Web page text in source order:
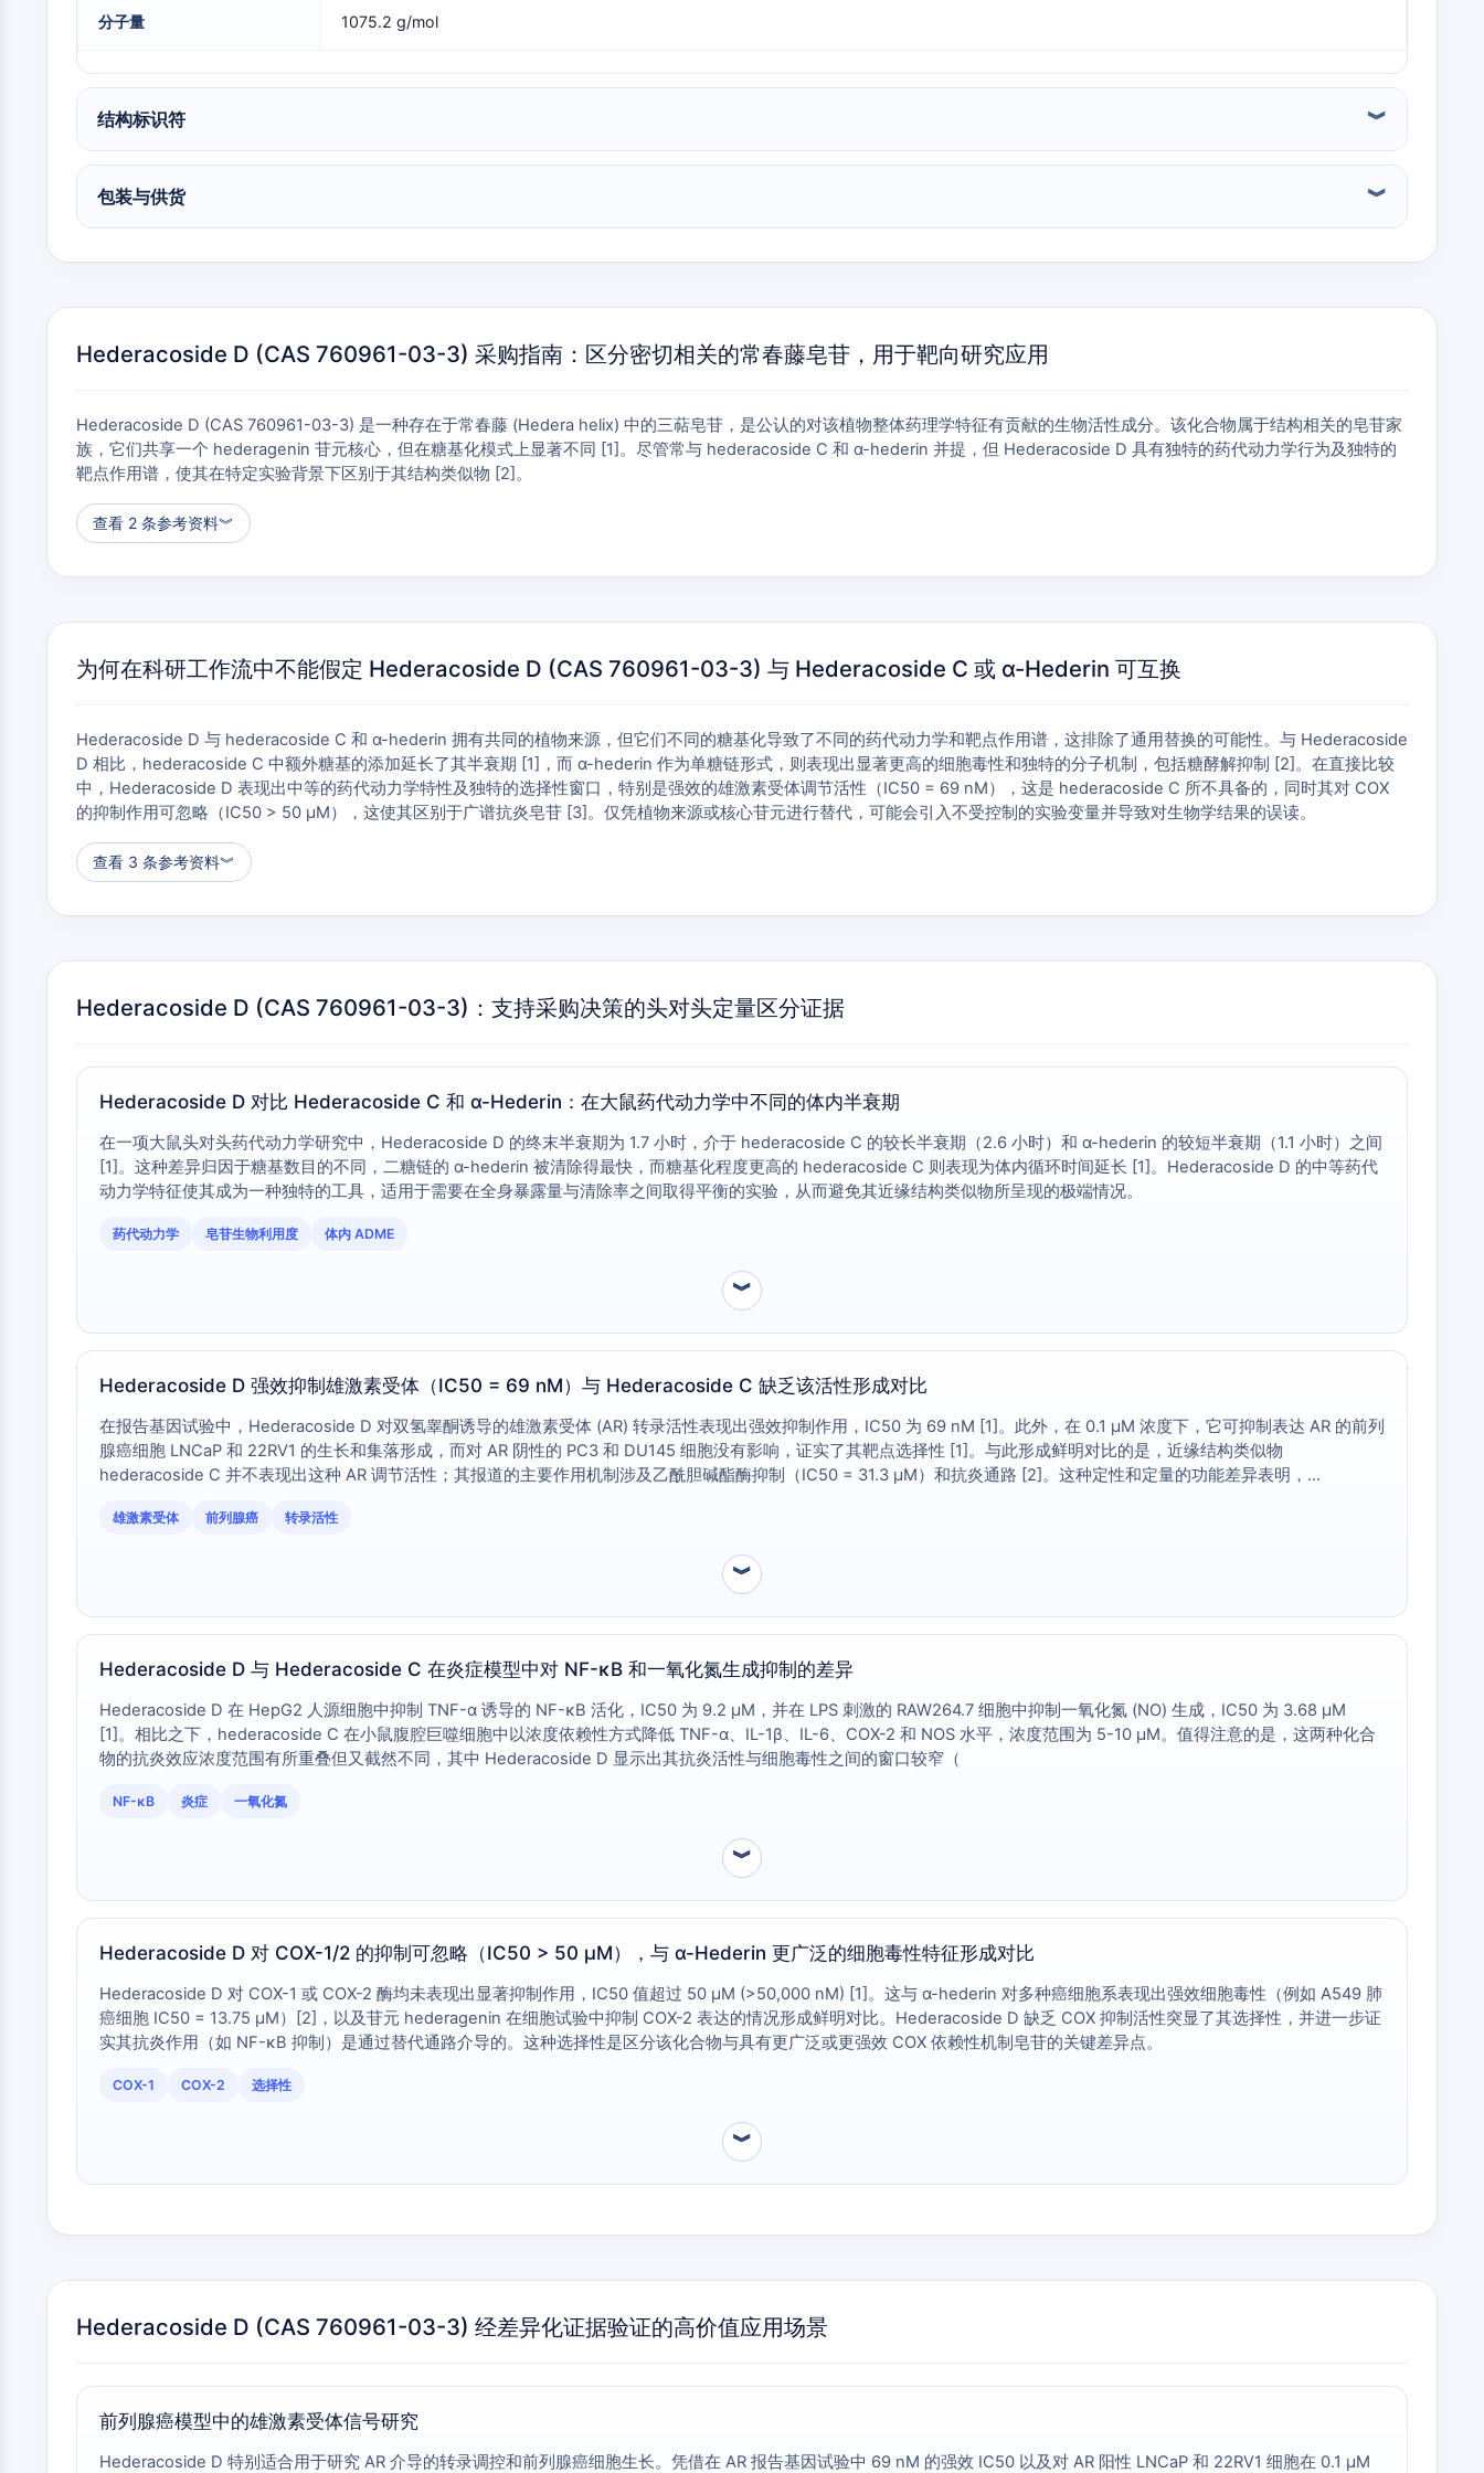
内
学
心
血
管
疾
代
病
炎
疫
疾
神经元信号
抗感染
代谢酶/蛋白酶
SIGNALING PATHWAYS OTHERS
分子量 1075.2 g/mol
结构标识符
包装与供货
Hederacoside D (CAS 760961-03-3) 采购指南：区分密切相关的常春藤皂苷，用于靶向研究应用
Hederacoside D (CAS 760961-03-3) 是一种存在于常春藤 (Hedera helix) 中的三萜皂苷，是公认的对该植物整体药理学特征有贡献的生物活性成分。该化合物属于结构相关的皂苷家
族，它们共享一个 hederagenin 苷元核心，但在糖基化模式上显著不同 [1]。尽管常与 hederacoside C 和 α-hederin 并提，但 Hederacoside D 具有独特的药代动力学行为及独特的
靶点作用谱，使其在特定实验背景下区别于其结构类似物 [2]。
查看 2 条参考资料︾
为何在科研工作流中不能假定 Hederacoside D (CAS 760961-03-3) 与 Hederacoside C 或 α-Hederin 可互换
Hederacoside D 与 hederacoside C 和 α-hederin 拥有共同的植物来源，但它们不同的糖基化导致了不同的药代动力学和靶点作用谱，这排除了通用替换的可能性。与 Hederacoside
D 相比，hederacoside C 中额外糖基的添加延长了其半衰期 [1]，而 α-hederin 作为单糖链形式，则表现出显著更高的细胞毒性和独特的分子机制，包括糖酵解抑制 [2]。在直接比较
中，Hederacoside D 表现出中等的药代动力学特性及独特的选择性窗口，特别是强效的雄激素受体调节活性（IC50 = 69 nM），这是 hederacoside C 所不具备的，同时其对 COX
的抑制作用可忽略（IC50 > 50 µM），这使其区别于广谱抗炎皂苷 [3]。仅凭植物来源或核心苷元进行替代，可能会引入不受控制的实验变量并导致对生物学结果的误读。
查看 3 条参考资料︾
Hederacoside D (CAS 760961-03-3)：支持采购决策的头对头定量区分证据
Hederacoside D 对比 Hederacoside C 和 α-Hederin：在大鼠药代动力学中不同的体内半衰期
在一项大鼠头对头药代动力学研究中，Hederacoside D 的终末半衰期为 1.7 小时，介于 hederacoside C 的较长半衰期（2.6 小时）和 α-hederin 的较短半衰期（1.1 小时）之间
[1]。这种差异归因于糖基数目的不同，二糖链的 α-hederin 被清除得最快，而糖基化程度更高的 hederacoside C 则表现为体内循环时间延长 [1]。Hederacoside D 的中等药代
动力学特征使其成为一种独特的工具，适用于需要在全身暴露量与清除率之间取得平衡的实验，从而避免其近缘结构类似物所呈现的极端情况。
药代动力学 皂苷生物利用度 体内 ADME
︾
Hederacoside D 强效抑制雄激素受体（IC50 = 69 nM）与 Hederacoside C 缺乏该活性形成对比
在报告基因试验中，Hederacoside D 对双氢睾酮诱导的雄激素受体 (AR) 转录活性表现出强效抑制作用，IC50 为 69 nM [1]。此外，在 0.1 μM 浓度下，它可抑制表达 AR 的前列
腺癌细胞 LNCaP 和 22RV1 的生长和集落形成，而对 AR 阴性的 PC3 和 DU145 细胞没有影响，证实了其靶点选择性 [1]。与此形成鲜明对比的是，近缘结构类似物
hederacoside C 并不表现出这种 AR 调节活性；其报道的主要作用机制涉及乙酰胆碱酯酶抑制（IC50 = 31.3 μM）和抗炎通路 [2]。这种定性和定量的功能差异表明，
雄激素受体 前列腺癌 转录活性
︾
Hederacoside D 与 Hederacoside C 在炎症模型中对 NF-κB 和一氧化氮生成抑制的差异
Hederacoside D 在 HepG2 人源细胞中抑制 TNF-α 诱导的 NF-κB 活化，IC50 为 9.2 µM，并在 LPS 刺激的 RAW264.7 细胞中抑制一氧化氮 (NO) 生成，IC50 为 3.68 µM
[1]。相比之下，hederacoside C 在小鼠腹腔巨噬细胞中以浓度依赖性方式降低 TNF-α、IL-1β、IL-6、COX-2 和 NOS 水平，浓度范围为 5-10 µM。值得注意的是，这两种化合
物的抗炎效应浓度范围有所重叠但又截然不同，其中 Hederacoside D 显示出其抗炎活性与细胞毒性之间的窗口较窄（
NF-κB 炎症 一氧化氮
︾
Hederacoside D 对 COX-1/2 的抑制可忽略（IC50 > 50 µM），与 α-Hederin 更广泛的细胞毒性特征形成对比
Hederacoside D 对 COX-1 或 COX-2 酶均未表现出显著抑制作用，IC50 值超过 50 µM (>50,000 nM) [1]。这与 α-hederin 对多种癌细胞系表现出强效细胞毒性（例如 A549 肺
癌细胞 IC50 = 13.75 µM）[2]，以及苷元 hederagenin 在细胞试验中抑制 COX-2 表达的情况形成鲜明对比。Hederacoside D 缺乏 COX 抑制活性突显了其选择性，并进一步证
实其抗炎作用（如 NF-κB 抑制）是通过替代通路介导的。这种选择性是区分该化合物与具有更广泛或更强效 COX 依赖性机制皂苷的关键差异点。
COX-1 COX-2 选择性
︾
Hederacoside D (CAS 760961-03-3) 经差异化证据验证的高价值应用场景
前列腺癌模型中的雄激素受体信号研究
Hederacoside D 特别适合用于研究 AR 介导的转录调控和前列腺癌细胞生长。凭借在 AR 报告基因试验中 69 nM 的强效 IC50 以及对 AR 阳性 LNCaP 和 22RV1 细胞在 0.1 µM